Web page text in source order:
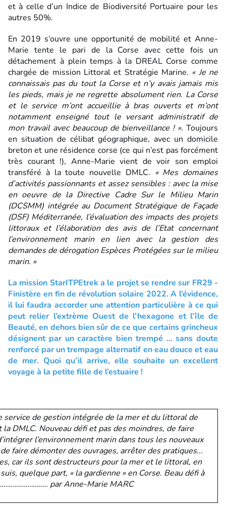
et à celle d’un Indice de Biodiversité Portuaire pour les
autres 50%.
En 2019 s’ouvre une opportunité de mobilité et Anne-
Marie tente le pari de la Corse avec cette fois un
détachement à plein temps à la DREAL Corse comme
chargée de mission Littoral et Stratégie Marine. « Je ne
connaissais pas du tout la Corse et n’y avais jamais mis
les pieds, mais je ne regrette absolument rien. La Corse
et le service m’ont accueillie à bras ouverts et m’ont
notamment enseigné tout le versant administratif de
mon travail avec beaucoup de bienveillance ! ». Toujours
en situation de célibat géographique, avec un domicile
breton et une résidence corse (ce qui n’est pas forcément
très courant !), Anne-Marie vient de voir son emploi
transféré à la toute nouvelle DMLC. « Mes domaines
d’activités passionnants et assez sensibles : avec la mise
en oeuvre de la Directive Cadre Sur le Milieu Marin
(DCSMM) intégrée au Document Stratégique de Façade
(DSF) Méditerranée, l’évaluation des impacts des projets
littoraux et l’élaboration des avis de l’Etat concernant
l’environnement marin en lien avec la gestion des
demandes de dérogation Espèces Protégées sur le milieu
marin. »
La mission StarITPEtrek a le projet se rendre sur FR29 -
Finistère en fin de révolution solaire 2022. A l’évidence,
il lui faudra accorder une attention particulière à ce qui
peut relier l’extrème Ouest de l’hexagone et l’île de
Beauté, en dehors bien sûr de ce que certains grincheux
désignent par un caractère bien trempé … sans doute
renforcé par un trempage alternatif en eau douce et eau
de mer. Quoi qu’il arrive, elle souhaite un excellent
voyage à la petite fille de l’estuaire !
service de gestion intégrée de la mer et du littoral de
DMLC. Nouveau défi et pas des moindres, de faire
l’environnement marin dans tous les nouveaux
faire démonter des ouvrages, arrêter des pratiques...
car ils sont destructeurs pour la mer et le littoral, en
quelque part, « la gardienne » en Corse. Beau défi à
par Anne-Marie MARC